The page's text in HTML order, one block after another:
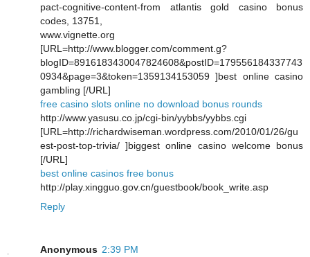
pact-cognitive-content-from atlantis gold casino bonus
codes, 13751,
www.vignette.org
[URL=http://www.blogger.com/comment.g?
blogID=8916183430047824608&postID=179556184337743
0934&page=3&token=1359134153059 ]best online casino
gambling [/URL]
free casino slots online no download bonus rounds
http://www.yasusu.co.jp/cgi-bin/yybbs/yybbs.cgi
[URL=http://richardwiseman.wordpress.com/2010/01/26/gu
est-post-top-trivia/ ]biggest online casino welcome bonus
[/URL]
best online casinos free bonus
http://play.xingguo.gov.cn/guestbook/book_write.asp
Reply
Anonymous 2:39 PM